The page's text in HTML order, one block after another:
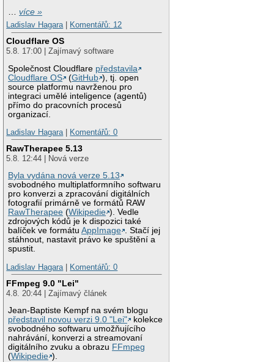
…více »
Ladislav Hagara| Komentářů: 12
Cloudflare OS
5.8. 17:00 | Zajímavý software
Společnost Cloudflare představila
Cloudflare OS
(GitHub ), tj. open
source platformu navrženou pro
integraci umělé inteligence (agentů)
přímo do pracovních procesů
organizací.
Ladislav Hagara| Komentářů: 0
RawTherapee 5.13
5.8. 12:44 | Nová verze
Byla vydána nová verze 5.13
svobodného multiplatformního softwaru
pro konverzi a zpracování digitálních
fotografií primárně ve formátů RAW
RawTherapee (Wikipedie ). Vedle
zdrojových kódů je k dispozici také
balíček ve formátuAppImage . Stačí jej
stáhnout, nastavit právo ke spuštění a
spustit.
Ladislav Hagara| Komentářů: 0
FFmpeg 9.0 "Lei"
4.8. 20:44 | Zajímavý článek
Jean-Baptiste Kempf na svém blogu
představil novou verzi 9.0 "Lei"
kolekce
svobodného softwaru umožňujícího
nahrávání, konverzi a streamovaní
digitálního zvuku a obrazu FFmpeg
(Wikipedie ).